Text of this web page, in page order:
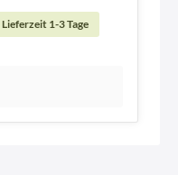
1-3 Tage